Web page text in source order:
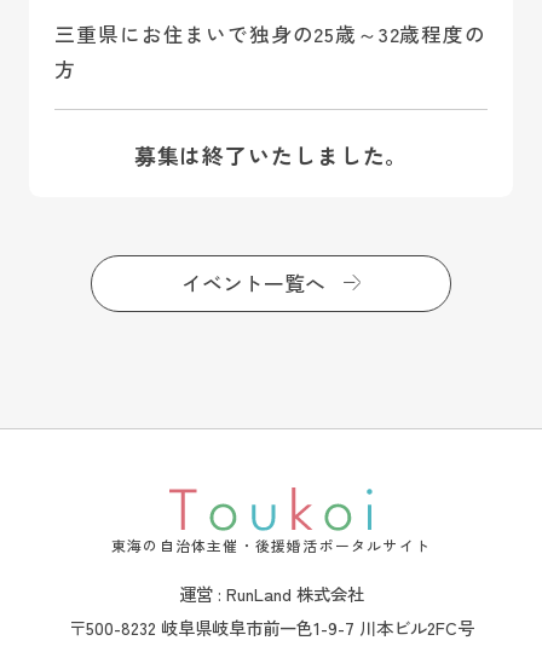
三重県にお住まいで独身の25歳～32歳程度の
方
募集は終了いたしました。
イベント一覧へ
東海の自治体主催・後援婚活ポータルサイト
運営 : RunLand 株式会社
〒500-8232 岐阜県岐阜市前一色1-9-7 川本ビル2FC号